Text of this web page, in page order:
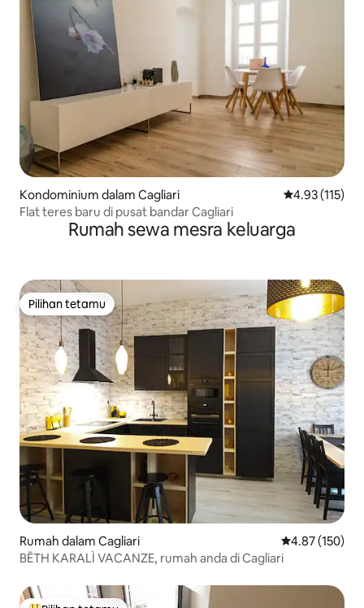
Kondominium dalam Cagliari Penarafan
4.93 (115)
Flat teres baru di pusat bandar Cagliari
Rumah sewa mesra keluarga
Pilihan tetamu
Pilihan tetamu
Rumah dalam Cagliari Penarafan
4.87 (150)
BĒTH KARALÌ VACANZE, rumah anda di Cagliari